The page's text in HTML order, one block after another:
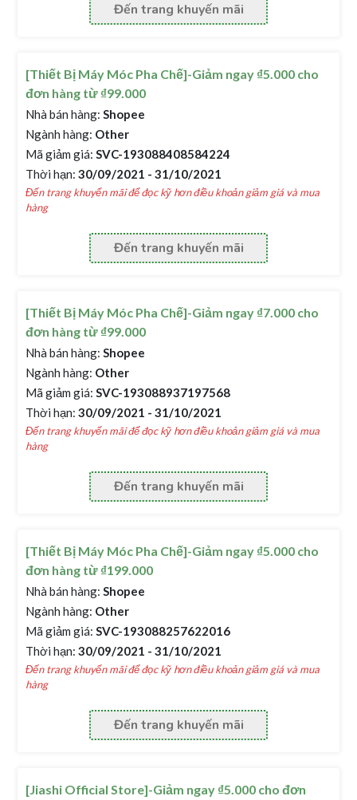
Đến trang khuyến mãi
[Thiết Bị Máy Móc Pha Chế]-Giảm ngay ₫5.000 cho
đơn hàng từ ₫99.000
Nhà bán hàng: Shopee
Ngành hàng: Other
Mã giảm giá: SVC-193088408584224
Thời hạn: 30/09/2021 - 31/10/2021
Đến trang khuyến mãi để đọc kỹ hơn điều khoản giảm giá và mua
hàng
Đến trang khuyến mãi
[Thiết Bị Máy Móc Pha Chế]-Giảm ngay ₫7.000 cho
đơn hàng từ ₫99.000
Nhà bán hàng: Shopee
Ngành hàng: Other
Mã giảm giá: SVC-193088937197568
Thời hạn: 30/09/2021 - 31/10/2021
Đến trang khuyến mãi để đọc kỹ hơn điều khoản giảm giá và mua
hàng
Đến trang khuyến mãi
[Thiết Bị Máy Móc Pha Chế]-Giảm ngay ₫5.000 cho
đơn hàng từ ₫199.000
Nhà bán hàng: Shopee
Ngành hàng: Other
Mã giảm giá: SVC-193088257622016
Thời hạn: 30/09/2021 - 31/10/2021
Đến trang khuyến mãi để đọc kỹ hơn điều khoản giảm giá và mua
hàng
Đến trang khuyến mãi
[Jiashi Official Store]-Giảm ngay ₫5.000 cho đơn